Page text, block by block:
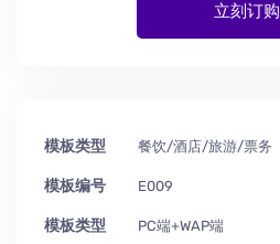
立刻订购
模板类型 餐饮/酒店/旅游/票务
模板编号 E009
模板类型 PC端+WAP端